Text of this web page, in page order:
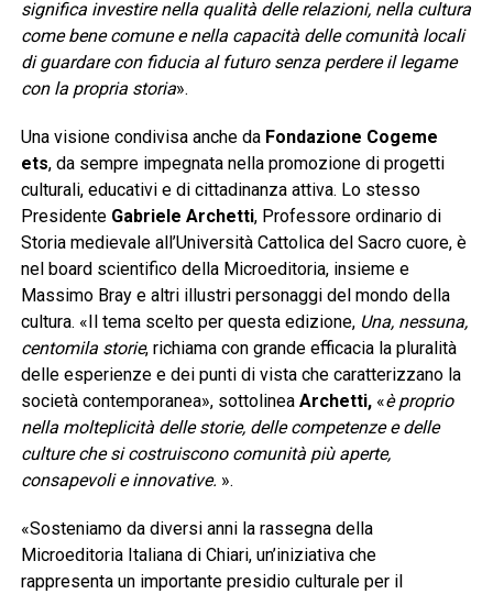
significa investire nella qualità delle relazioni, nella cultura
come bene comune e nella capacità delle comunità locali
di guardare con fiducia al futuro senza perdere il legame
con la propria storia».
Una visione condivisa anche da Fondazione Cogeme
ets, da sempre impegnata nella promozione di progetti
culturali, educativi e di cittadinanza attiva. Lo stesso
Presidente Gabriele Archetti, Professore ordinario di
Storia medievale all’Università Cattolica del Sacro cuore, è
nel board scientifico della Microeditoria, insieme e
Massimo Bray e altri illustri personaggi del mondo della
cultura. «Il tema scelto per questa edizione, Una, nessuna,
centomila storie, richiama con grande efficacia la pluralità
delle esperienze e dei punti di vista che caratterizzano la
società contemporanea», sottolinea Archetti, «è proprio
nella molteplicità delle storie, delle competenze e delle
culture che si costruiscono comunità più aperte,
consapevoli e innovative. ».
«Sosteniamo da diversi anni la rassegna della
Microeditoria Italiana di Chiari, un’iniziativa che
rappresenta un importante presidio culturale per il